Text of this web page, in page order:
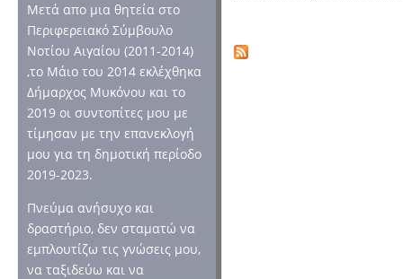
Μετά απο μια θητεία στο
Περιφερειακό Σύμβουλο
Νοτίου Αιγαίου (2011-2014)
,το Μάιο του 2014 εκλέχθηκα
Δήμαρχος Μυκόνου και το
2019 οι συντοπίτες μου με
τίμησαν με την επανεκλογή
μου για τη δημοτική περίοδο
2019-2023.
Πνεύμα ανήσυχο και
δραστήριο, δεν σταματώ να
εμπλουτίζω τις γνώσεις μου,
να ταξιδεύω και να